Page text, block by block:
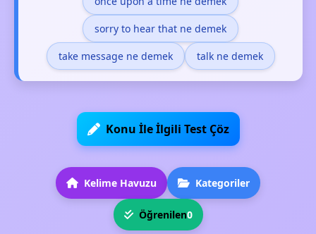
sorry to hear that ne demek
take message ne demek talk ne demek
Konu İle İlgili Test Çöz
Kelime Havuzu Kategoriler
Öğrenilen0